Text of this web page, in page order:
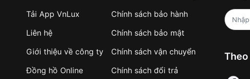
Tải App VnLux
Liên hệ
Giới thiệu về công ty
Đồng hồ Online
Chính sách bảo hành
Chính sách bảo mật
Chính sách vận chuyển
Chính sách đổi trả
Theo